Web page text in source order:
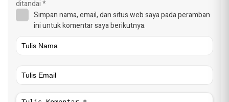
ditandai*
Simpan nama, email, dan situs web saya pada peramban
ini untuk komentar saya berikutnya.